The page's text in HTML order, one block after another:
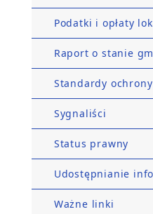
Podatki i opłaty
Raport o stanie
Standardy
Sygnaliści
Status prawny
Udostępnianie
Ważne linki